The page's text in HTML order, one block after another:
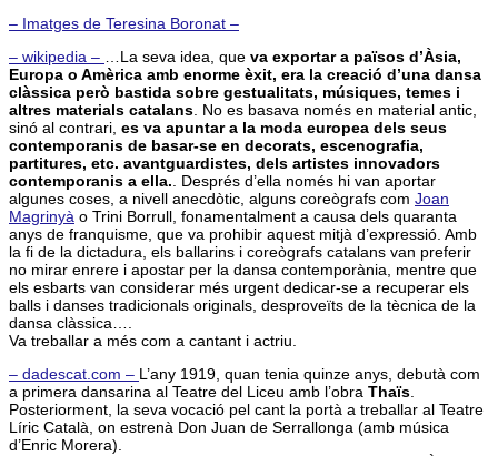
– Imatges de Teresina Boronat –
– wikipedia –
…La seva idea, que va exportar a països d’Àsia,
Europa o Amèrica amb enorme èxit, era la creació d’una dansa
clàssica però bastida sobre gestualitats, músiques, temes i
altres materials catalans . No es basava només en material antic,
sinó al contrari, es va apuntar a la moda europea dels seus
contemporanis de basar-se en decorats, escenografia,
partitures, etc. avantguardistes, dels artistes innovadors
contemporanis a ella. . Després d’ella només hi van aportar
algunes coses, a nivell anecdòtic, alguns coreògrafs com Joan
Magrinyà o Trini Borrull, fonamentalment a causa dels quaranta
anys de franquisme, que va prohibir aquest mitjà d’expressió. Amb
la fi de la dictadura, els ballarins i coreògrafs catalans van preferir
no mirar enrere i apostar per la dansa contemporània, mentre que
els esbarts van considerar més urgent dedicar-se a recuperar els
balls i danses tradicionals originals, desproveïts de la tècnica de la
dansa clàssica….
Va treballar a més com a cantant i actriu.
– dadescat.com – L’any 1919, quan tenia quinze anys, debutà com
a primera dansarina al Teatre del Liceu amb l’obra Thaïs
Posteriorment, la seva vocació pel cant la portà a treballar al Teatre
Líric Català, on estrenà Don Juan de Serrallonga (amb música
d’Enric Morera).